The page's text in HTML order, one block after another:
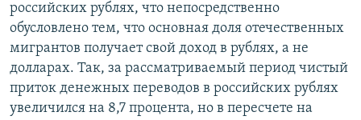
российских рублях, что непосредственно
обусловлено тем, что основная доля отечественных
мигрантов получает свой доход в рублях, а не
долларах. Так, за рассматриваемый период чистый
приток денежных переводов в российских рублях
увеличился на 8,7 процента, но в пересчете на